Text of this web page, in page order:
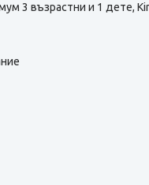
3 възрастни и 1 дете,